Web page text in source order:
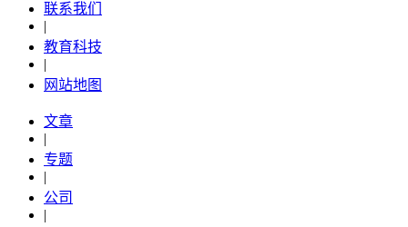
联系我们
|
教育科技
|
网站地图
文章
|
专题
|
公司
|